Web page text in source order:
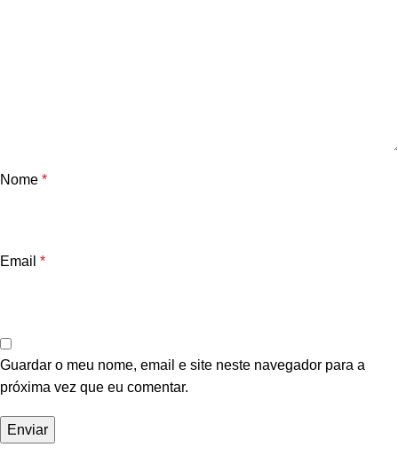
Nome *
Email *
Guardar o meu nome, email e site neste navegador para a
próxima vez que eu comentar.